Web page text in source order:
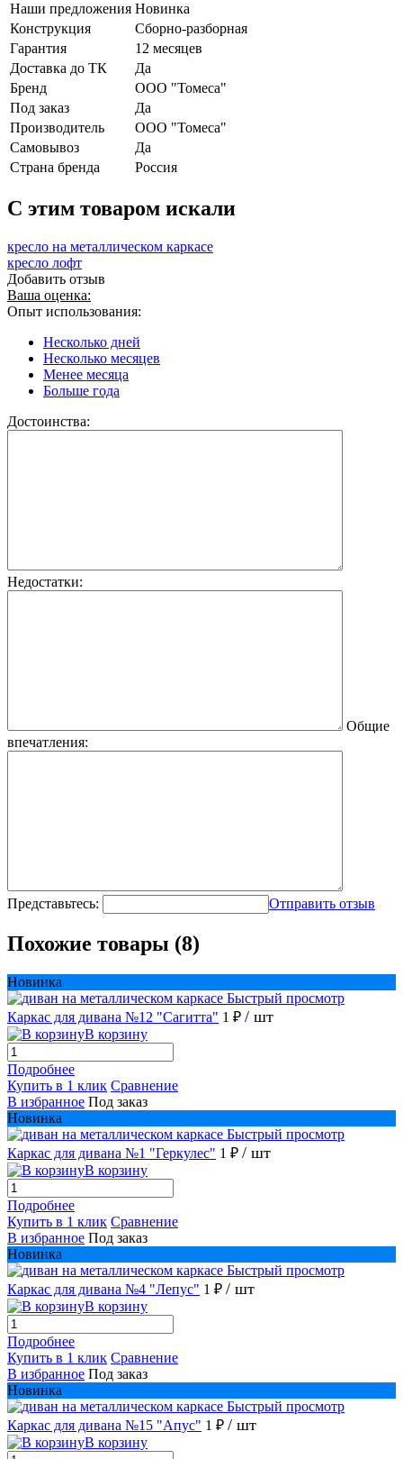
Наши предложения Новинка
Конструкция
Сборно-разборная
Гарантия
12 месяцев
Доставка до ТК
Да
Бренд
ООО "Томеса"
Под заказ
Да
Производитель
ООО "Томеса"
Самовывоз
Да
Страна бренда
Россия
C этим товаром искали
кресло на металлическом каркасе
кресло лофт
Добавить отзыв
Ваша оценка:
Опыт использования:
Несколько дней
Несколько месяцев
Менее месяца
Больше года
Достоинства:
Недостатки:
Общие
впечатления:
Представьтесь: Отправить отзыв
Похожие товары (8)
Новинка
Быстрый просмотр
Каркас для дивана №12 "Сагитта" 1 ₽ / шт
В корзину
Подробнее
Купить в 1 клик Сравнение
В избранное Под заказ
Новинка
Быстрый просмотр
Каркас для дивана №1 "Геркулес" 1 ₽ / шт
В корзину
Подробнее
Купить в 1 клик Сравнение
В избранное Под заказ
Новинка
Быстрый просмотр
Каркас для дивана №4 "Лепус" 1 ₽ / шт
В корзину
Подробнее
Купить в 1 клик Сравнение
В избранное Под заказ
Новинка
Быстрый просмотр
Каркас для дивана №15 "Апус" 1 ₽ / шт
В корзину